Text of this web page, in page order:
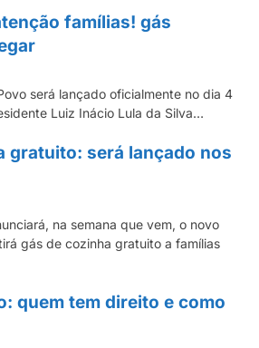
famílias! gás
será lançado oficialmente no dia 4
Luiz Inácio Lula da Silva…
gratuito: será lançado nos
na semana que vem, o novo
gás de cozinha gratuito a famílias
quem tem direito e como